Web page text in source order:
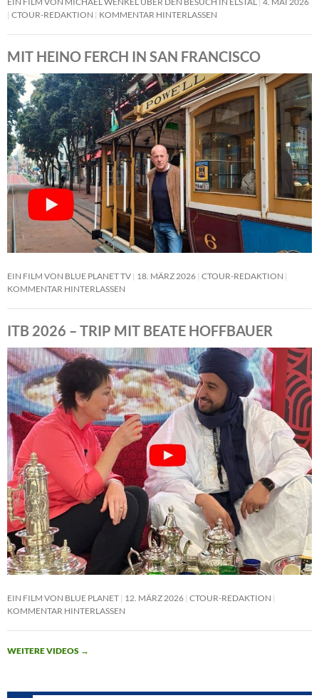
CTOUR-REDAKTION
KOMMENTAR HINTERLASSEN
MIT HEINO FERCH IN SAN FRANCISCO
EIN FILM VON BLUE PLANET TV 18. MÄRZ 2026 CTOUR-REDAKTION
KOMMENTAR HINTERLASSEN
ITB 2026 – TRIP MIT BEATE HOFFBAUER
EIN FILM VON BLUE PLANET 12. MÄRZ 2026 CTOUR-REDAKTION
KOMMENTAR HINTERLASSEN
WEITERE VIDEOS →